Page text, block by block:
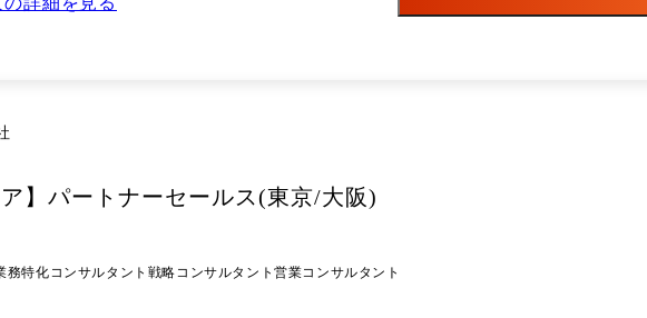
ア】パートナーセールス(東京/大阪)
務特化コンサルタント 戦略コンサルタント営業コンサルタント